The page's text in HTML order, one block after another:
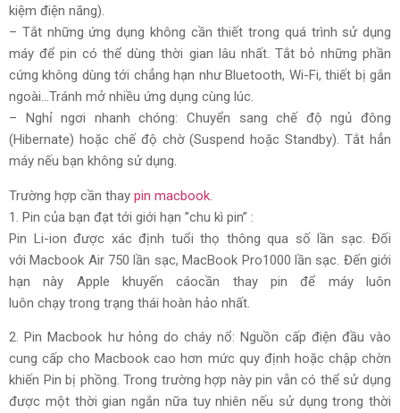
kiệm điện năng).
– Tắt những ứng dụng không cần thiết trong quá trình sử dụng
máy để pin có thể dùng thời gian lâu nhất. Tắt bỏ những phần
cứng không dùng tới chẳng hạn như Bluetooth, Wi-Fi, thiết bị gắn
ngoài…Tránh mở nhiều ứng dụng cùng lúc.
– Nghỉ ngơi nhanh chóng: Chuyển sang chế độ ngủ đông
(Hibernate) hoặc chế độ chờ (Suspend hoặc Standby). Tắt hẳn
máy nếu bạn không sử dụng.
Trường hợp cần thay pin macbook
1. Pin của bạn đạt tới giới hạn ”chu kì pin” :
Pin Li-ion được xác định tuổi thọ thông qua số lần sạc. Đối
với Macbook Air 750 lần sạc, MacBook Pro1000 lần sạc. Đến giới
hạn này Apple khuyến cáocần thay pin để máy luôn
luôn chạy trong trạng thái hoàn hảo nhất.
2. Pin Macbook hư hỏng do cháy nổ: Nguồn cấp điện đầu vào
cung cấp cho Macbook cao hơn mức quy định hoặc chập chờn
khiến Pin bị phồng. Trong trường hợp này pin vẫn có thể sử dụng
được một thời gian ngắn nữa tuy nhiên nếu sử dụng trong thời